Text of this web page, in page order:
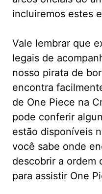
incluiremos estes
Vale lembrar que
legais de
nosso pirata de
encontra
de One Piece na
pode conferir
estão disponíveis
você sabe onde
descobrir a ordem
para assistir One